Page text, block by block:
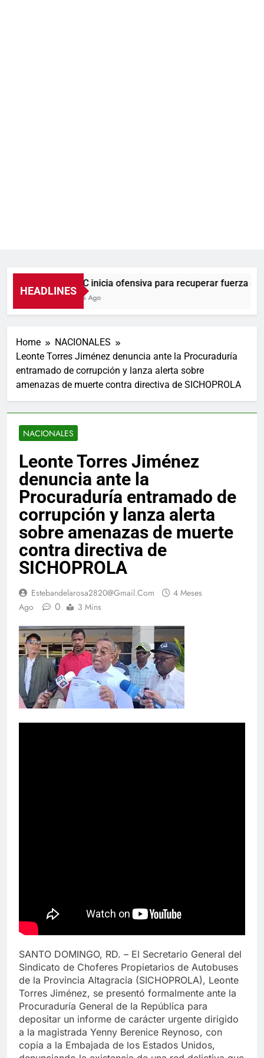
HEADLINES
UNTC inicia ofensiva para recuperar fuerza
1 Hora Ago
Home
NACIONALES
Leonte Torres Jiménez denuncia ante la Procuraduría
entramado de corrupción y lanza alerta sobre
amenazas de muerte contra directiva de SICHOPROLA
NACIONALES
Leonte Torres Jiménez
denuncia ante la
Procuraduría entramado de
corrupción y lanza alerta
sobre amenazas de muerte
contra directiva de
SICHOPROLA
Estebandelarosa2820@gmail.com
4 Meses
Ago
0 3 Mins
​SANTO DOMINGO, RD. – El Secretario General del
Sindicato de Choferes Propietarios de Autobuses
de la Provincia Altagracia (SICHOPROLA), Leonte
Torres Jiménez, se presentó formalmente ante la
Procuraduría General de la República para
depositar un informe de carácter urgente dirigido
a la magistrada Yenny Berenice Reynoso, con
copia a la Embajada de los Estados Unidos,